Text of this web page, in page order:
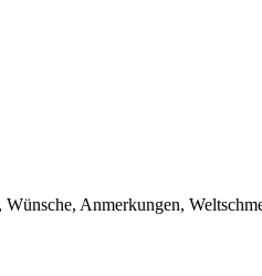
Anmerkungen,